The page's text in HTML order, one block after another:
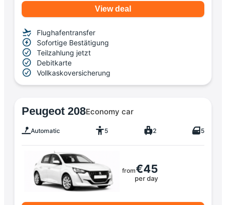
View deal
Flughafentransfer
Sofortige Bestätigung
Teilzahlung jetzt
Debitkarte
Vollkaskoversicherung
Peugeot 208Economy car
Automatic 5 2 5
from€45
per day